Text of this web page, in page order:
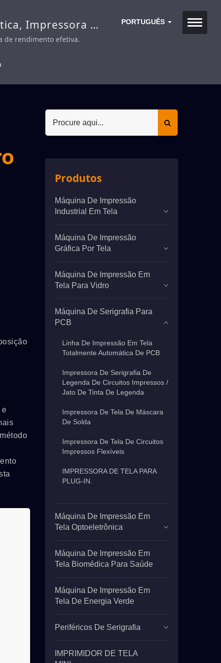
PORTUGUÊS
Impressora de
de Tela de
de rendimento efetiva.
e
Produtos
Máquina De Impressão
Industrial Em Tela
Máquina De Impressão
Gráfica Por Tela
Máquina De Impressão Em
Tela Para Vidro
Máquina De Serigrafia Para
PCB
Linha De Impressão Em Tela
Totalmente Automática De PCB
Impressora De Serigrafia De
Legenda De Circuitos Impressos /
Jato De Tinta De Legenda
Impressora De Tela De Máscara
De Solda
Impressora De Tela De Circuitos
Impressos Flexíveis
IMPRESSORA DE TELA PARA
PLUG-IN.
Máquina De Impressão Em
Tela Optoeletrônica
Máquina De Impressão Em
Tela Biomédica Para Saúde
Máquina De Impressão Em
Tela De Energia Verde
Periféricos De Serigrafia
IMPRIMIDOR DE TELA